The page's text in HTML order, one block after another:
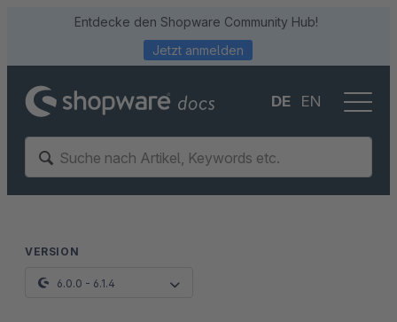
Entdecke den Shopware Community Hub!
Jetzt anmelden
DE EN
VERSION
6.0.0 - 6.1.4